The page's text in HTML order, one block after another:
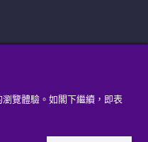
覽體驗。如閣下繼續，即表